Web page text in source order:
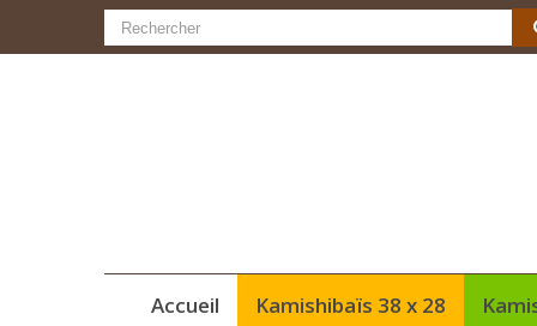
Accueil Kamishibaïs 38 x 28